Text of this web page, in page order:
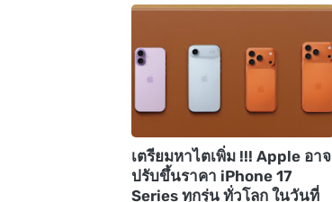
เตรียมหาไตเพิ่ม !!! Apple อาจ
ปรับขึ้นราคา iPhone 17
Series ทุกรุ่น ทั่วโลก ในวันที่